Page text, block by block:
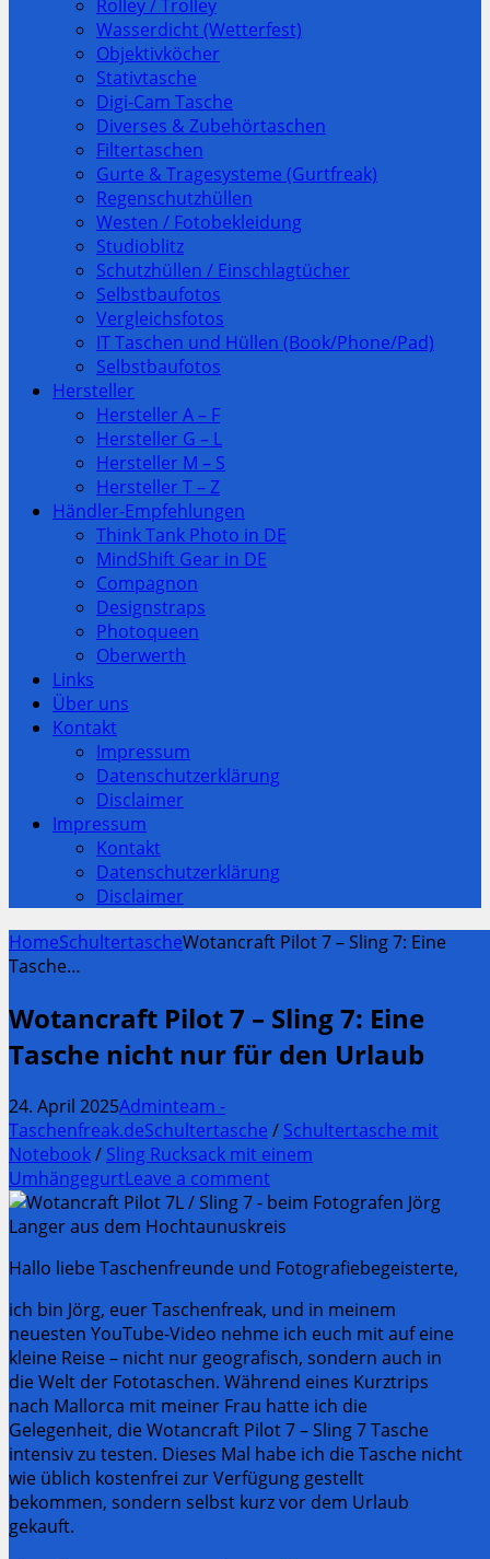
Rolley / Trolley
Wasserdicht (Wetterfest)
Objektivköcher
Stativtasche
Digi-Cam Tasche
Diverses & Zubehörtaschen
Filtertaschen
Gurte & Tragesysteme (Gurtfreak)
Regenschutzhüllen
Westen / Fotobekleidung
Studioblitz
Schutzhüllen / Einschlagtücher
Selbstbaufotos
Vergleichsfotos
IT Taschen und Hüllen (Book/Phone/Pad)
Selbstbaufotos
Hersteller
Hersteller A – F
Hersteller G – L
Hersteller M – S
Hersteller T – Z
Händler-Empfehlungen
Think Tank Photo in DE
MindShift Gear in DE
Compagnon
Designstraps
Photoqueen
Oberwerth
Links
Über uns
Kontakt
Impressum
Datenschutzerklärung
Disclaimer
Impressum
Kontakt
Datenschutzerklärung
Disclaimer
HomeSchultertascheWotancraft Pilot 7 – Sling 7: Eine
Tasche…
Wotancraft Pilot 7 – Sling 7: Eine
Tasche nicht nur für den Urlaub
24. April 2025Adminteam -
Taschenfreak.deSchultertasche / Schultertasche mit
Notebook/ Sling Rucksack mit einem
UmhängegurtLeave a comment
Hallo liebe Taschenfreunde und Fotografiebegeisterte,
ich bin Jörg, euer Taschenfreak, und in meinem
neuesten YouTube-Video nehme ich euch mit auf eine
kleine Reise – nicht nur geografisch, sondern auch in
die Welt der Fototaschen. Während eines Kurztrips
nach Mallorca mit meiner Frau hatte ich die
Gelegenheit, die Wotancraft Pilot 7 – Sling 7 Tasche
intensiv zu testen. Dieses Mal habe ich die Tasche nicht
wie üblich kostenfrei zur Verfügung gestellt
bekommen, sondern selbst kurz vor dem Urlaub
gekauft.